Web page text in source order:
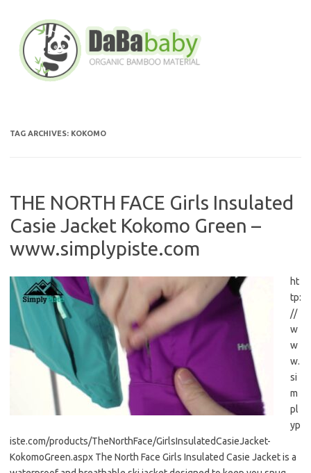
content
TAG ARCHIVES: KOKOMO
THE NORTH FACE Girls Insulated
Casie Jacket Kokomo Green –
www.simplypiste.com
ht
tp:
//
w
w
w.
si
m
pl
yp
iste.com/products/TheNorthFace/GirlsInsulatedCasieJacket-
KokomoGreen.aspx The North Face Girls Insulated Casie Jacket is a